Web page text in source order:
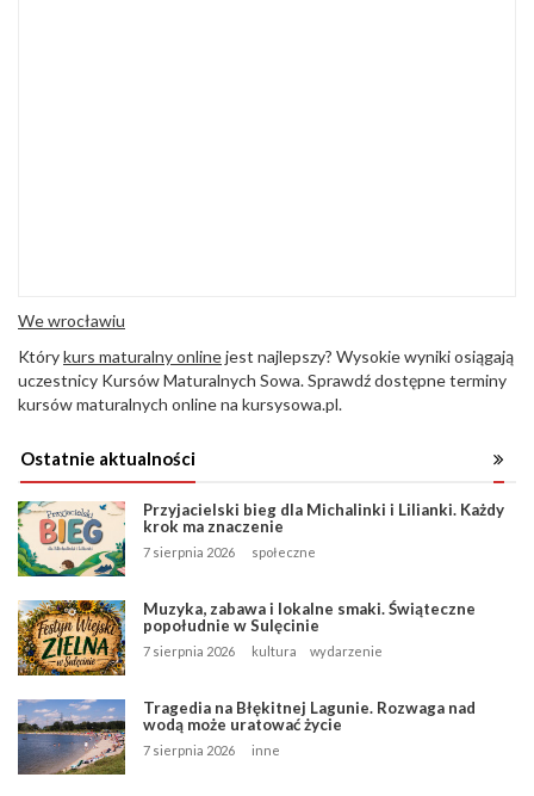
We wrocławiu
Którykurs maturalny onlinejest najlepszy? Wysokie wyniki osiągają
uczestnicy Kursów Maturalnych Sowa. Sprawdź dostępne terminy
kursów maturalnych online na kursysowa.pl.
Ostatnie aktualności
Przyjacielski bieg dla Michalinki i Lilianki. Każdy
krok ma znaczenie
7 sierpnia 2026 społeczne
Muzyka, zabawa i lokalne smaki. Świąteczne
popołudnie w Sulęcinie
7 sierpnia 2026 kultura wydarzenie
Tragedia na Błękitnej Lagunie. Rozwaga nad
wodą może uratować życie
7 sierpnia 2026 inne